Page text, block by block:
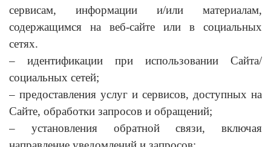
сервисам, информации и/или материалам,
содержащимся на веб-сайте или в социальных
сетях.
– идентификации при использовании Сайта/
социальных сетей;
– предоставления услуг и сервисов, доступных на
Сайте, обработки запросов и обращений;
– установления обратной связи, включая